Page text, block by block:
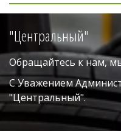
"Центральный"
Обращайтесь к нам,
С Уважением
"Центральный".